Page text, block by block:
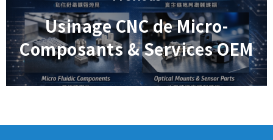
l’article
Usinage CNC de Micro-
Composants & Services OEM